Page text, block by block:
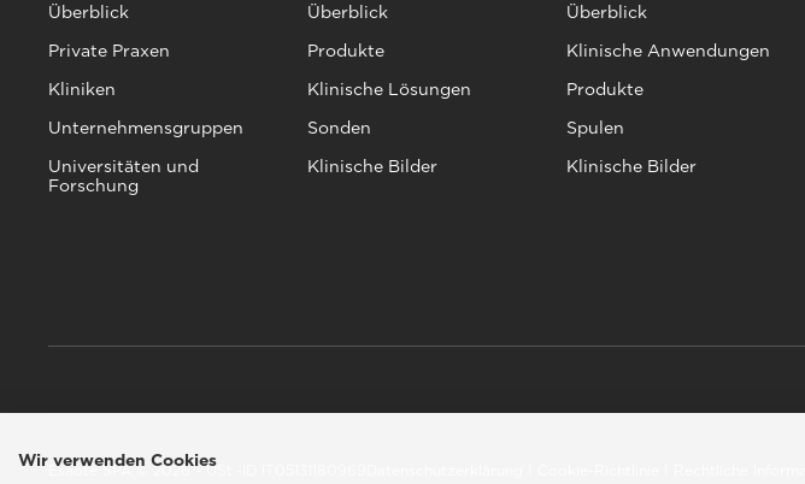
Überblick
Private Praxen
Kliniken
Unternehmensgruppen
Universitäten und
Forschung
Überblick
Produkte
Klinische Lösungen
Sonden
Klinische Bilder
Überblick
Klinische Anwendungen
Produkte
Spulen
Klinische Bilder
Esaote SPA © 2026 - USt.-ID IT05131180969
Wir verwenden Cookies